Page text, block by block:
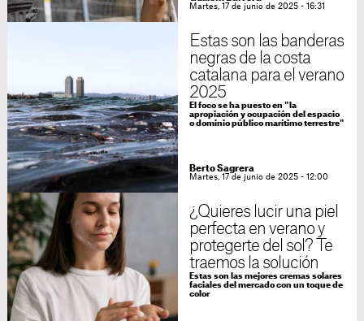
Martes, 17 de junio de 2025 - 16:31
Estas son las banderas
negras de la costa
catalana para el verano
2025
El foco se ha puesto en "la
apropiación y ocupación del espacio
o dominio público marítimo terrestre"
Berto Sagrera
Martes, 17 de junio de 2025 - 12:00
¿Quieres lucir una piel
perfecta en verano y
protegerte del sol? Te
traemos la solución
Estas son las mejores cremas solares
faciales del mercado con un toque de
color